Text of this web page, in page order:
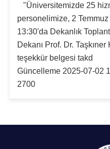
"Üniversitemizde 25
personelimize, 2
13:30'da Dekanlık
Dekanı Prof. Dr.
teşekkür belgesi takd
Güncelleme 2025-07-02
2700